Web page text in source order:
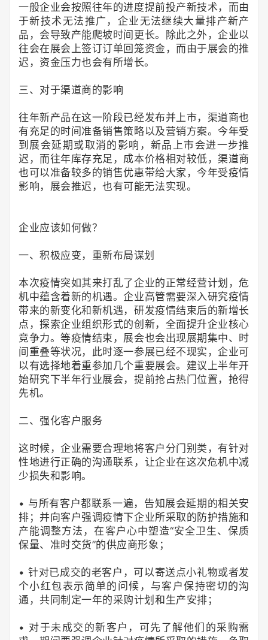
一般企业会按照往年的进度提前投产新技术，而由
于新技术无法推广，企业无法继续大量排产新产
品，会导致产能爬坡时间更长。除此之外，企业以
往会在展会上签订订单回笼资金，而由于展会的推
迟，资金压力也会有所增长。
三、对于渠道商的影响
往年新产品在这一阶段已经发布并上市，渠道商也
有充足的时间准备销售策略以及营销方案。今年受
到展会延期或取消的影响，新品上市会进一步推
迟，而往年库存充足，成本价格相对较低，渠道商
也可以准备较多的销售优惠带给大家，今年受疫情
影响，展会推迟，也有可能无法实现。
企业应该如何做？
一、积极应变，重新布局谋划
本次疫情突如其来打乱了企业的正常经营计划，危
机中蕴含着新的机遇。企业高管需要深入研究疫情
带来的新变化和新机遇，研发疫情结束后的新增长
点，探索企业组织形式的创新，全面提升企业核心
竞争力。等疫情结束，展会也会出现展期集中、时
间重叠等状况，此时逐一参展已经不现实，企业可
以有选择地着重参加几个重要展会。建议上半年开
始研究下半年行业展会，提前抢占热门位置，抢得
先机。
二、强化客户服务
这时候，企业需要合理地将客户分门别类，有针对
性地进行正确的沟通联系，让企业在这次危机中减
少损失和影响。
• 与所有客户都联系一遍，告知展会延期的相关安
排；并向客户强调疫情下企业所采取的防护措施和
产能调整方法，在客户心中塑造“安全卫生、保质
保量、准时交货”的供应商形象；
• 针对已成交的老客户，可以寄送点小礼物或者发
个小红包表示简单的问候，与客户保持密切的沟
通，共同制定一年的采购计划和生产安排；
• 对于未成交的新客户，可先了解他们的采购需